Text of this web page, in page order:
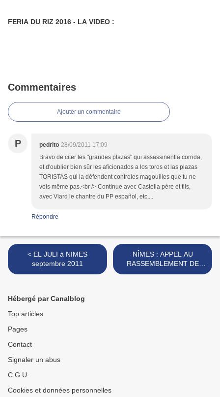
FERIA DU RIZ 2016 - LA VIDEO :
Commentaires
Ajouter un commentaire
P pedrito 28/09/2011 17:09
Bravo de citer les "grandes plazas" qui assassinentla corrida,
et d'oublier bien sûr les aficionados a los toros et las plazas
TORISTAS qui la défendent contreles magouilles que tu ne
vois même pas.<br /> Continue avec Castella père et fils,
avec Viard le chantre du PP español, etc....
Répondre
< EL JULI à NIMES
septembre 2011
NÎMES : APPEL AU
RASSEMBLEMENT DE
L’AFICION >
Hébergé par Canalblog
Top articles
Pages
Contact
Signaler un abus
C.G.U.
Cookies et données personnelles